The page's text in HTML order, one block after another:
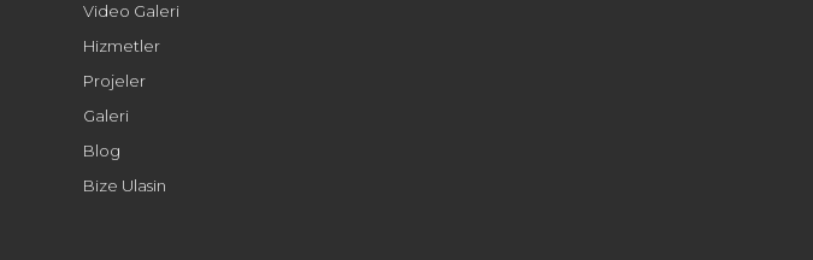
Video Galeri
Hizmetler
Projeler
Galeri
Blog
Bize Ulasin